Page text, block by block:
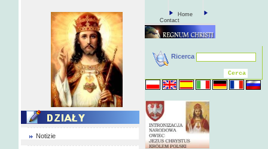
Notizie
Home
Contact
Ricerca